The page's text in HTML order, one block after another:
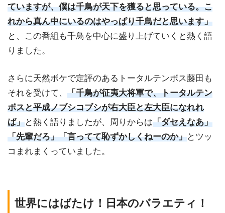
ていますが、僕は千鳥が天下を獲ると思っている。こ
れから真ん中にいるのはやっぱり千鳥だと思います」
と、この番組も千鳥を中心に盛り上げていくと熱く語
りました。
さらに天然ボケで定評のあるトータルテンボス藤田も
それを受けて、 「千鳥が征夷大将軍で、トータルテン
ボスと平成ノブシコブシが右大臣と左大臣になれれ
ば」と熱く語りましたが、周りからは「ダセえなあ」
「先輩だろ」「言ってて恥ずかしくねーのか」とツッ
コまれまくっていました。
世界にはばたけ！日本のバラエティ！